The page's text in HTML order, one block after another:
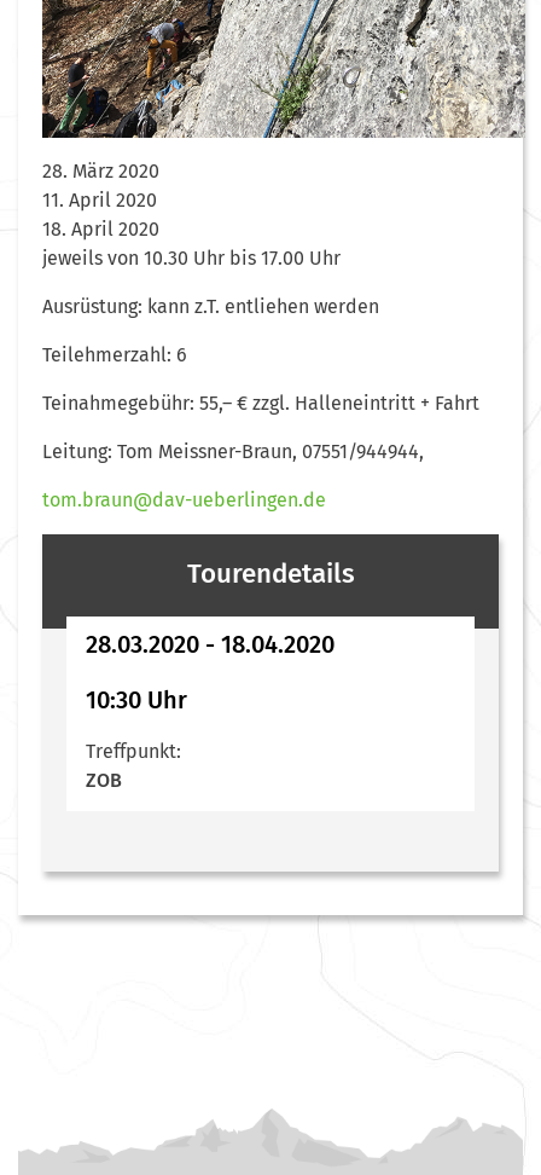
28. März 2020
11. April 2020
18. April 2020
jeweils von 10.30 Uhr bis 17.00 Uhr
Ausrüstung: kann z.T. entliehen werden
Teilehmerzahl: 6
Teinahmegebühr: 55,– € zzgl. Halleneintritt + Fahrt
Leitung: Tom Meissner-Braun, 07551/944944,
tom.braun@dav-ueberlingen.de
Tourendetails
28.03.2020 - 18.04.2020
10:30 Uhr
Treffpunkt:
ZOB